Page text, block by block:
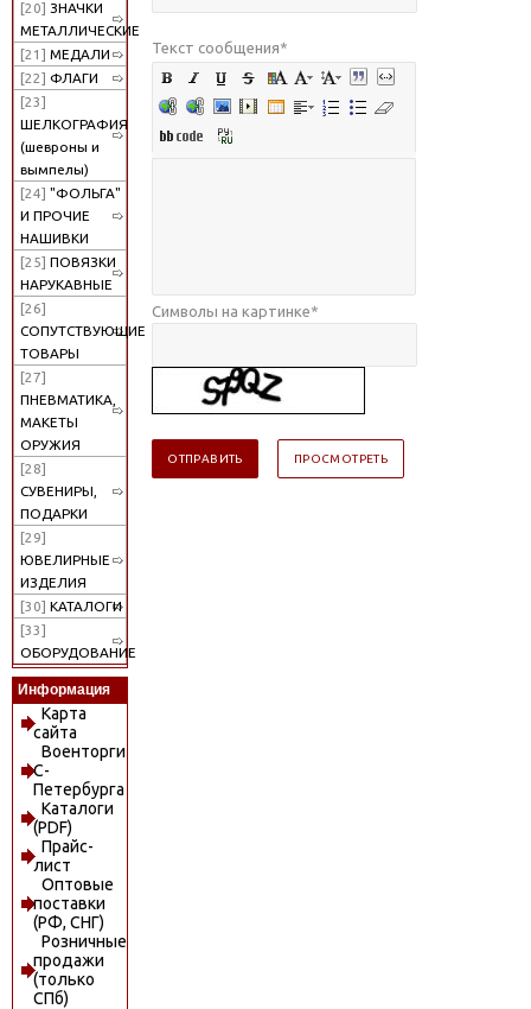
[20] ЗНАЧКИ
МЕТАЛЛИЧЕСКИЕ
[21] МЕДАЛИ
[22] ФЛАГИ
[23]
ШЕЛКОГРАФИЯ
(шевроны и
вымпелы)
[24] "ФОЛЬГА"
И ПРОЧИЕ
НАШИВКИ
[25] ПОВЯЗКИ
НАРУКАВНЫЕ
[26]
СОПУТСТВУЮЩИЕ
ТОВАРЫ
[27]
ПНЕВМАТИКА,
МАКЕТЫ
ОРУЖИЯ
[28]
СУВЕНИРЫ,
ПОДАРКИ
[29]
ЮВЕЛИРНЫЕ
ИЗДЕЛИЯ
[30] КАТАЛОГИ
[33]
ОБОРУДОВАНИЕ
Информация
Карта
сайта
Военторги
С-
Петербурга
Каталоги
(PDF)
Прайс-
лист
Оптовые
поставки
(РФ, СНГ)
Розничные
продажи
(только
СПб)
Текст сообщения*
Символы на картинке*